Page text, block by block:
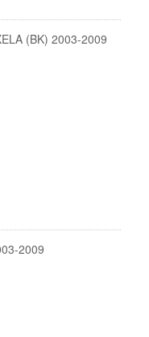
(BK) 2003-2009
2009